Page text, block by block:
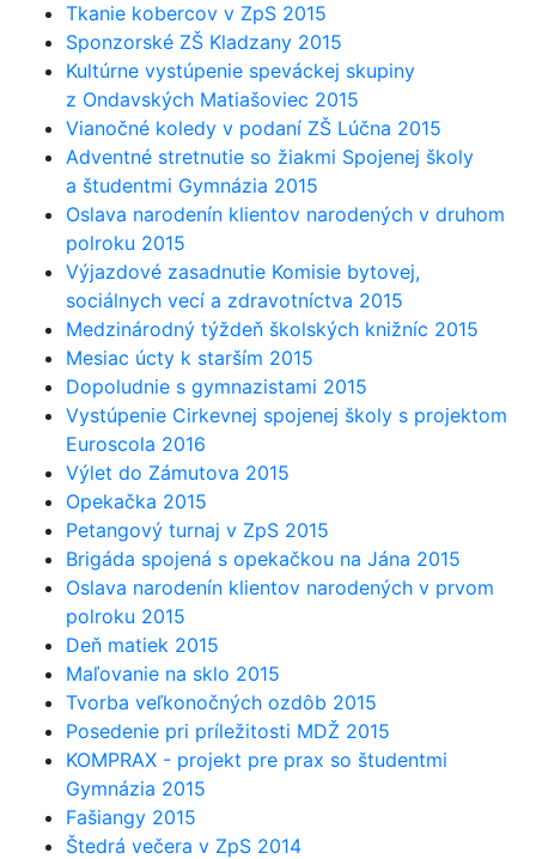
Tkanie kobercov v ZpS 2015
Sponzorské ZŠ Kladzany 2015
Kultúrne vystúpenie speváckej skupiny
z Ondavských Matiašoviec 2015
Vianočné koledy v podaní ZŠ Lúčna 2015
Adventné stretnutie so žiakmi Spojenej školy
a študentmi Gymnázia 2015
Oslava narodenín klientov narodených v druhom
polroku 2015
Výjazdové zasadnutie Komisie bytovej,
sociálnych vecí a zdravotníctva 2015
Medzinárodný týždeň školských knižníc 2015
Mesiac úcty k starším 2015
Dopoludnie s gymnazistami 2015
Vystúpenie Cirkevnej spojenej školy s projektom
Euroscola 2016
Výlet do Zámutova 2015
Opekačka 2015
Petangový turnaj v ZpS 2015
Brigáda spojená s opekačkou na Jána 2015
Oslava narodenín klientov narodených v prvom
polroku 2015
Deň matiek 2015
Maľovanie na sklo 2015
Tvorba veľkonočných ozdôb 2015
Posedenie pri príležitosti MDŽ 2015
KOMPRAX - projekt pre prax so študentmi
Gymnázia 2015
Fašiangy 2015
Štedrá večera v ZpS 2014